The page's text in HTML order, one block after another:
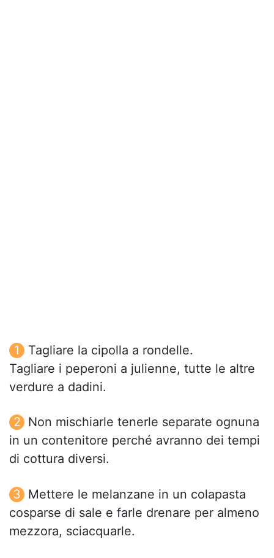
Tagliare la cipolla a rondelle.
Tagliare i peperoni a julienne, tutte le altre
verdure a dadini.
Non mischiarle tenerle separate ognuna
in un contenitore perché avranno dei tempi
di cottura diversi.
Mettere le melanzane in un colapasta
cosparse di sale e farle drenare per almeno
mezzora, sciacquarle.